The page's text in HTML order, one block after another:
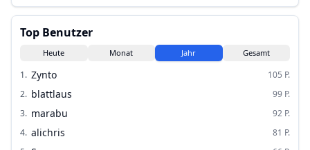
Top Benutzer
Heute Monat Jahr Gesamt
1. Zynto 105 P.
2. blattlaus 99 P.
3. marabu 92 P.
4. alichris 81 P.